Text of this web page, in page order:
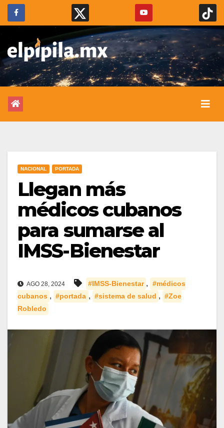
NACIONAL PORTADA
Llegan más
médicos cubanos
para sumarse al
IMSS-Bienestar
AGO 28, 2024 #IMSS-Bienestar ,
#médicos
cubanos , #portada , #sistema de salud , #Zoe
Robledo